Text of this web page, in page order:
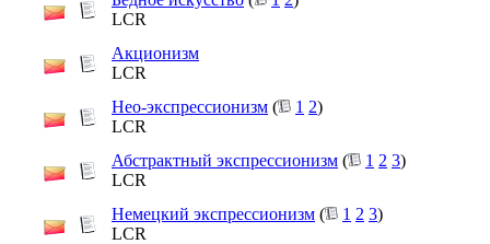
LCR
Акционизм
LCR
Нео-экспрессионизм ( 1 2)
LCR
Абстрактный экспрессионизм ( 1 2 3)
LCR
Немецкий экспрессионизм ( 1 2 3)
LCR